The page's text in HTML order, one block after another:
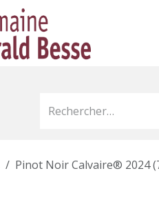
Pinot Noir Calvaire® 2024